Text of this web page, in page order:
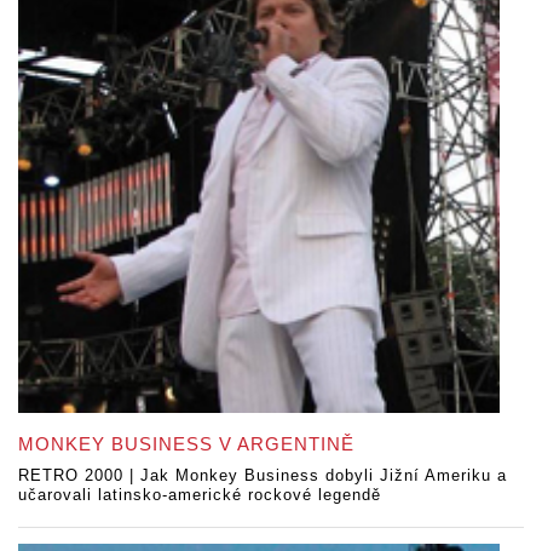
MONKEY BUSINESS V ARGENTINĚ
RETRO 2000 | Jak Monkey Business dobyli Jižní Ameriku a
učarovali latinsko-americké rockové legendě